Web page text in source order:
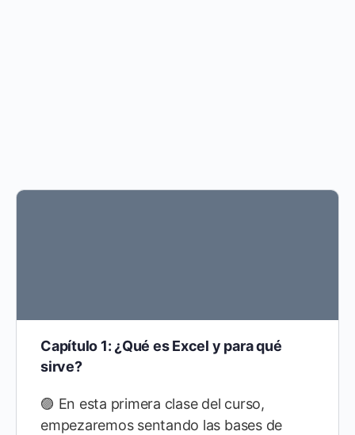
Capítulo 1: ¿Qué es Excel y para qué
sirve?
🟣 En esta primera clase del curso,
empezaremos sentando las bases de